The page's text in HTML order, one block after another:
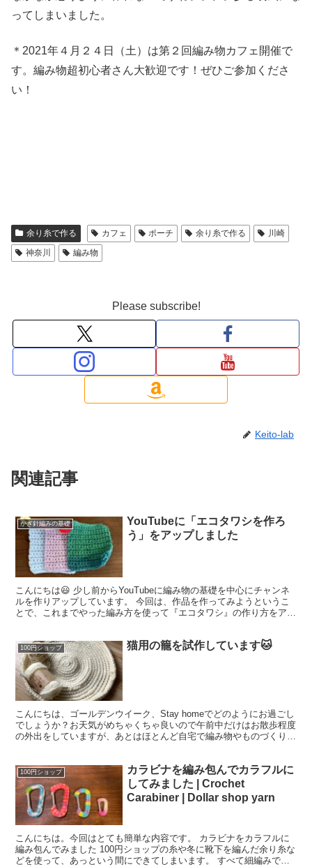
ってしまいました。
＊2021年４月２４日（土）は第２回編み物カフェ開催で
す。編み物超初心者さん大歓迎です！ぜひご参加くださ
い！
余り糸で作る カフェ ポーチ 余り糸で作る
川崎
神奈川
編み物
Please subscribe!
Keito-lab
関連記事
かぎ針編みの基礎
YouTubeに「エコタワシを作ろ
う」をアップしました
こんにちは😃 少し前からYouTubeに編み物の基礎を中心にチャンネ
ルを作りアップしています。 今回は、作品を作ってみようというこ
とで、これまでやった編み方を使って『エコタワシ』の作り方をアッ
100円ショップ 猫用の籠を試作しています🐱
こんにちは、ゴールデンウイーク、Stay homeでどのようにお過ごし
でしょうか？お天気がめちゃくちゃ良いので午前中だけはお散歩程度
の外出をしていますが、あとはほとんど自宅で編み物やものづくりを
100円ショップ
カラビナを編み包んでカラフルに
してみました | Crochet
Carabiner | Dollar shop yarn
こんにちは。今回はとても簡単な内容です。 カラビナをカラフルに
編み包んでみました 100円ショップの糸や冬に靴下を編んだ余り糸な
どを使って、あっという間にできてしまいます。 すべて細編みで編